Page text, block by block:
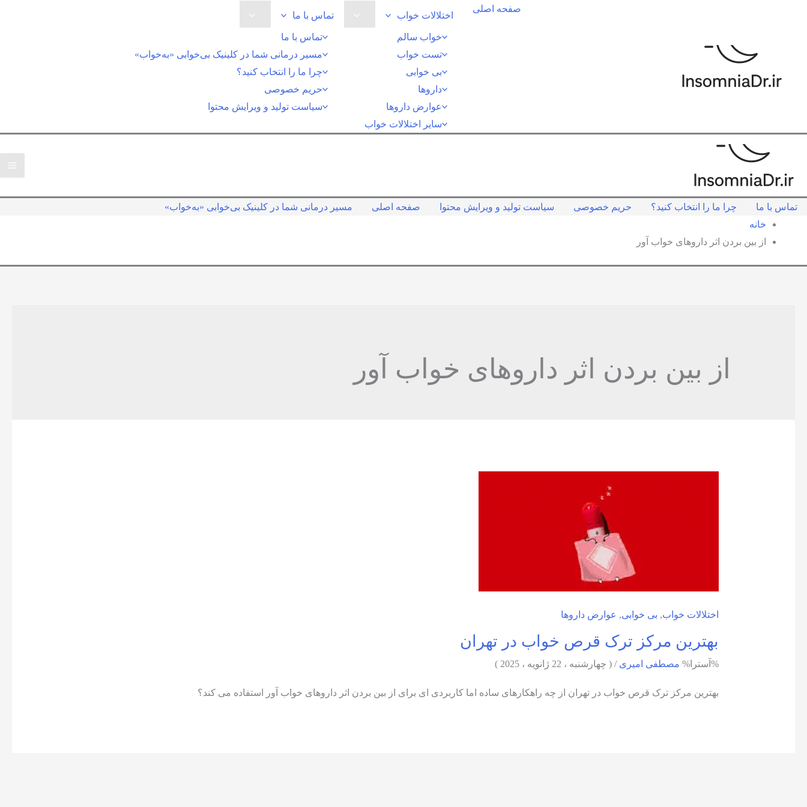
صفحه اصلی
اختلالات خواب
خواب سالم
تست خواب
بی خوابی
داروها
عوارض داروها
سایر اختلالات خواب
تماس با ما
تماس با ما
مسیر درمانی شما در کلینیک بی‌خوابی «به‌خواب»
چرا ما را انتخاب کنید؟
حریم خصوصی
سیاست تولید و ویرایش محتوا
تماس با ما چرا ما را انتخاب کنید؟ حریم خصوصی سیاست تولید و ویرایش محتوا صفحه اصلی
مسیر درمانی شما در کلینیک بی‌خوابی «به‌خواب»
خانه
از بین بردن اثر داروهای خواب آور
از بین بردن اثر داروهای خواب آور
اختلالات خواب, بی خوابی, عوارض داروها
بهترین مرکز ترک قرص خواب در تهران
%آسترا% مصطفی امیری/ ( چهارشنبه ، 22 ژانویه ، 2025 )
بهترین مرکز ترک قرص خواب در تهران از چه راهکارهای ساده اما کاربردی ای برای از بین بردن اثر داروهای خواب آور استفاده می کند؟